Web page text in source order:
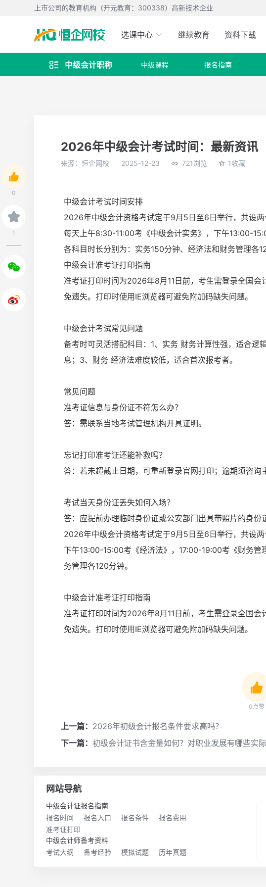
上市公司的教育机构（开元教育：300338）高新技术企业
选课中心 继续教育 资料下载
 中级会计职称 中级课程 报名指南
0
1
2026年中级会计考试时间：最新资讯
来源：恒企网校 2025-12-23 721浏览 1收藏
中级会计考试时间安排
2026年中级会计资格考试定于9月5日至6日举行，共设两
每天上午8:30-11:00考《中级会计实务》，下午13:00-
各科目时长分别为：实务150分钟、经济法和财务管理各
中级会计准考证打印指南
准考证打印时间为2026年8月11日前，考生需登录全国
免遗失。打印时使用IE浏览器可避免附加码缺失问题。
中级会计考试常见问题
备考时可灵活搭配科目：1、实务 财务计算性强，适合
息；3、财务 经济法难度较低，适合首次报考者。
常见问题
准考证信息与身份证不符怎么办？
答：需联系当地考试管理机构开具证明。
忘记打印准考证还能补救吗？
答：若未超截止日期，可重新登录官网打印；逾期须咨询
考试当天身份证丢失如何入场？
答：应提前办理临时身份证或公安部门出具带照片的身份
2026年中级会计资格考试定于9月5日至6日举行，共设
下午13:00-15:00考《经济法》，17:00-19:00考《财务
务管理各120分钟。
中级会计准考证打印指南
准考证打印时间为2026年8月11日前，考生需登录全国
免遗失。打印时使用IE浏览器可避免附加码缺失问题。
0点赞
上一篇： 2026年初级会计报名条件要求高吗？
下一篇： 初级会计证书含金量如何？对职业发展有哪些实际
网站导航
中级会计证报名指南
报名时间
报名入口 报名条件
报名费用
准考证打印
中级会计师备考资料
考试大纲
备考经验 模拟试题 历年真题